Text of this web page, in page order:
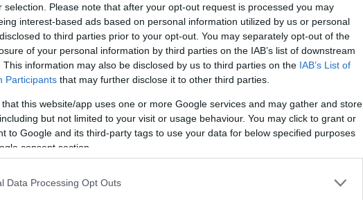
selection. Please note that after your opt-out request is processed you may
interest-based ads based on personal information utilized by us or personal
to third parties prior to your opt-out. You may separately opt-out of the
of your personal information by third parties on the IAB’s list of downstream
This information may also be disclosed by us to third parties on the IAB’s List of
Participants that may further disclose it to other third parties.
that this website/app uses one or more Google services and may gather and store
but not limited to your visit or usage behaviour. You may click to grant or
to Google and its third-party tags to use your data for below specified purposes
consent section.
Data Processing Opt Outs